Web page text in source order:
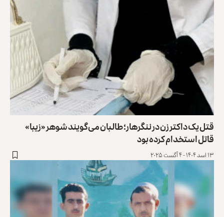
قتل یک داکتر زن در ننگرهار؛ طالبان می‌گویند شوهر «زیبا»
قاتل استخدام کرده بود
۱۳ اسد ۱۴۰۴ - ۴ آگست ۲۰۲۵